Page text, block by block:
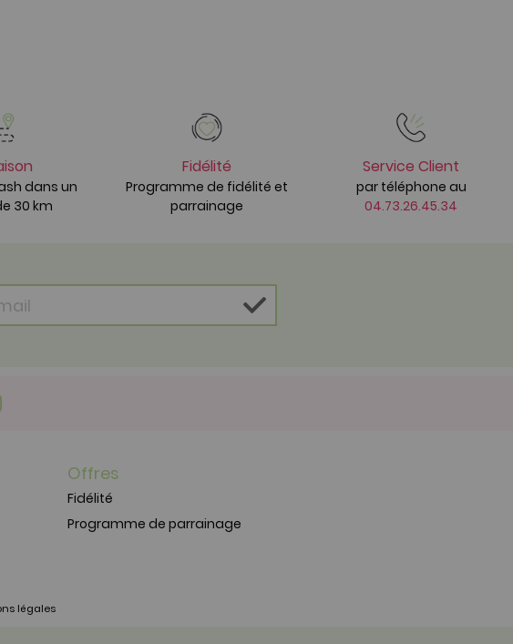
dans un
30 km
Fidélité
Programme de fidélité et
parrainage
Service Client
par téléphone au
04.73.26.45.34
Offres
Fidélité
Programme de parrainage
légales